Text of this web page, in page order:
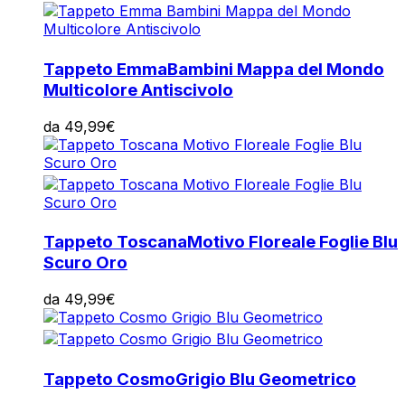
Tappeto EmmaBambini Mappa del Mondo
Multicolore Antiscivolo
da 49,99€
Tappeto ToscanaMotivo Floreale Foglie Blu
Scuro Oro
da 49,99€
Tappeto CosmoGrigio Blu Geometrico